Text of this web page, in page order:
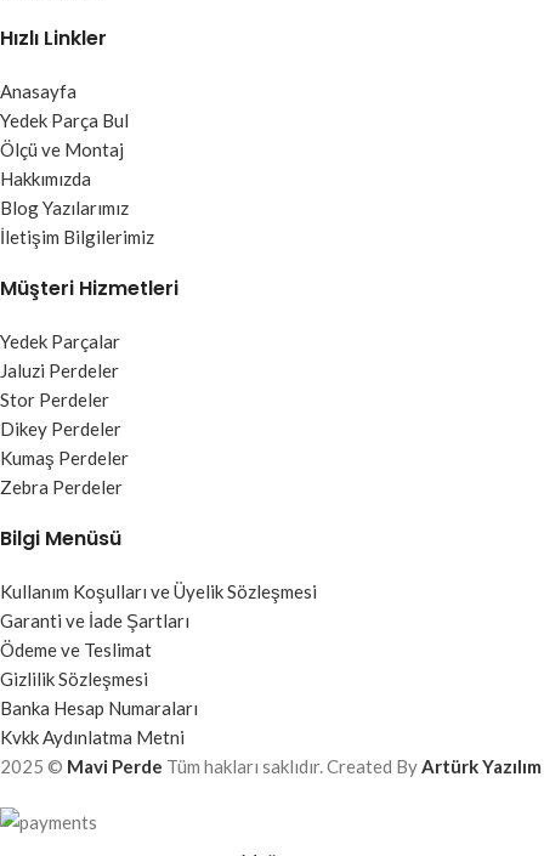
Hızlı Linkler
Anasayfa
Yedek Parça Bul
Ölçü ve Montaj
Hakkımızda
Blog Yazılarımız
İletişim Bilgilerimiz
Müşteri Hizmetleri
Yedek Parçalar
Jaluzi Perdeler
Stor Perdeler
Dikey Perdeler
Kumaş Perdeler
Zebra Perdeler
Bilgi Menüsü
Kullanım Koşulları ve Üyelik Sözleşmesi
Garanti ve İade Şartları
Ödeme ve Teslimat
Gizlilik Sözleşmesi
Banka Hesap Numaraları
Kvkk Aydınlatma Metni
2025 © Mavi Perde Tüm hakları saklıdır. Created ByArtürk Yazılım